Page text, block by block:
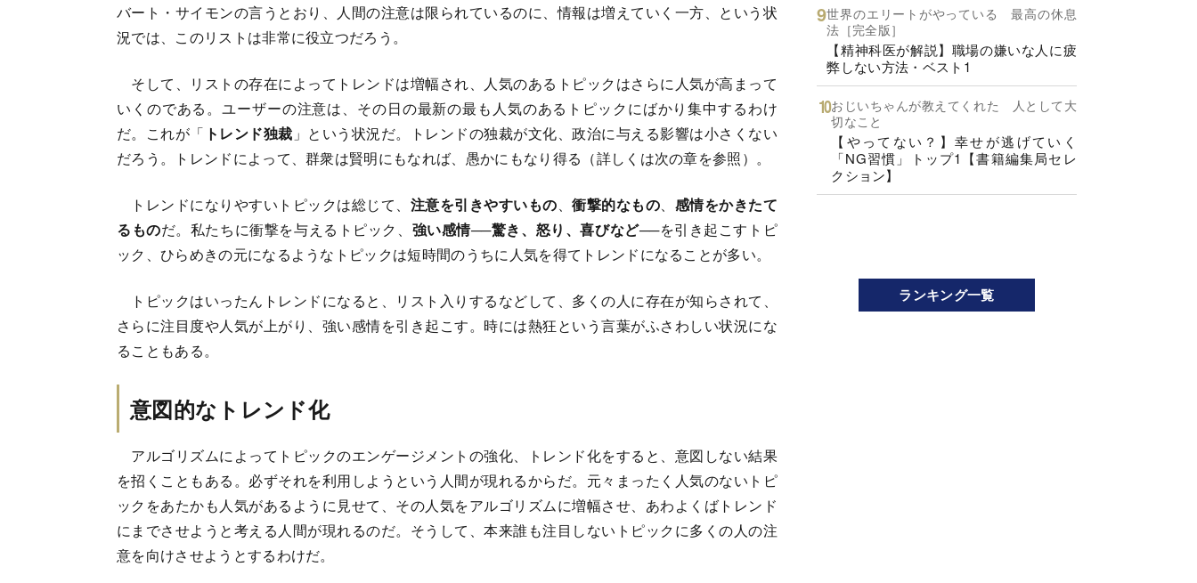
バート・サイモンの言うとおり、人間の注意は限られているのに、情報は増えていく一方、という状
況では、このリストは非常に役立つだろう。
そして、リストの存在によってトレンドは増幅され、人気のあるトピックはさらに人気が高まって
いくのである。ユーザーの注意は、その日の最新の最も人気のあるトピックにばかり集中するわけ
だ。これが「 トレンド独裁 」という状況だ。トレンドの独裁が文化、政治に与える影響は小さくない
だろう。トレンドによって、群衆は賢明にもなれば、愚かにもなり得る（詳しくは次の章を参照）。
トレンドになりやすいトピックは総じて、 注意を引きやすいもの 、衝撃的なもの
感情をかきたて
るものだ。私たちに衝撃を与えるトピック、 強い感情──驚き、怒り、喜びなど──を引き起こすトピ
ック、ひらめきの元になるようなトピックは短時間のうちに人気を得てトレンドになることが多い。
トピックはいったんトレンドになると、リスト入りするなどして、多くの人に存在が知らされて、
さらに注目度や人気が上がり、強い感情を引き起こす。時には熱狂という言葉がふさわしい状況にな
ることもある。
意図的なトレンド化
アルゴリズムによってトピックのエンゲージメントの強化、トレンド化をすると、意図しない結果
を招くこともある。必ずそれを利用しようという人間が現れるからだ。元々まったく人気のないトピ
ックをあたかも人気があるように見せて、その人気をアルゴリズムに増幅させ、あわよくばトレンド
にまでさせようと考える人間が現れるのだ。そうして、本来誰も注目しないトピックに多くの人の注
意を向けさせようとするわけだ。
世界のエリートがやっている 最高の休息
法［完全版］
【精神科医が解説】職場の嫌いな人に疲
弊しない方法・ベスト1
おじいちゃんが教えてくれた 人として大
切なこと
【やってない？】幸せが逃げていく
「NG習慣」トップ1【書籍編集局セレ
クション】
ランキング一覧